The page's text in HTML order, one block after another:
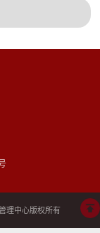
理中心版权所有